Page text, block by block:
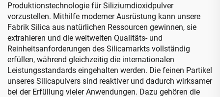
Produktionstechnologie für Siliziumdioxidpulver
vorzustellen. Mithilfe moderner Ausrüstung kann unsere
Fabrik Silica aus natürlichen Ressourcen gewinnen, sie
extrahieren und die weltweiten Qualitäts- und
Reinheitsanforderungen des Silicamarkts vollständig
erfüllen, während gleichzeitig die internationalen
Leistungsstandards eingehalten werden. Die feinen Partikel
unseres Silicapulvers sind reaktiver und dadurch wirksamer
bei der Erfüllung vieler Anwendungen. Dazu gehören die